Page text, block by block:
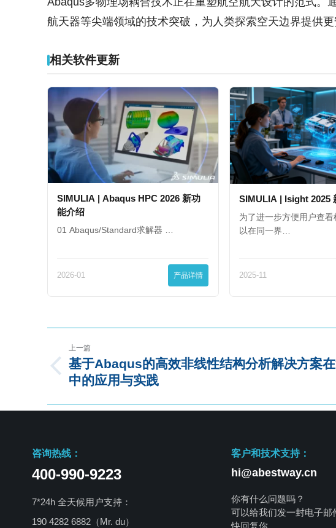
航天器等尖端领域的技术突破，为人类探索空天边界提供更
相关软件更新
SIMULIA | Abaqus HPC 2026 新功
能介绍
01 Abaqus/Standard求解器 …
2026-01 产品详情
SIMULIA | Isight 2025
为了进一步方便用户查
以在同一界…
2025-11
上一篇
基于Abaqus的高效非线性结构分析解决方案
中的应用与实践
咨询热线：
400-990-9223
7*24h 全天候用户支持：
190 4282 6882（Mr. du）
客户和技术支持：
hi@abestway.cn
你有什么问题吗？
可以给我们发一封电子邮
快回复你。